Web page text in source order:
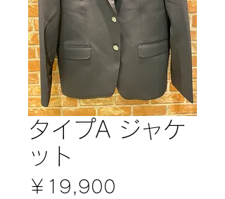
タイプA ジャケ
ット
￥19,900